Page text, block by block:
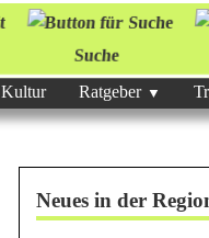
Suche
Kultur Ratgeber
Neues in der